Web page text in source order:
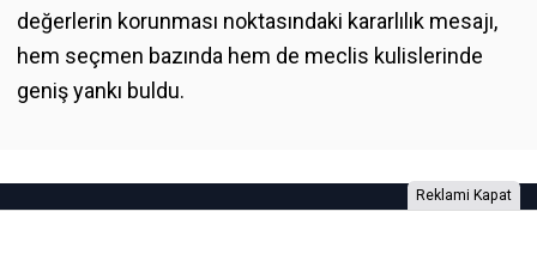
değerlerin korunması noktasındaki kararlılık mesajı,
hem seçmen bazında hem de meclis kulislerinde
geniş yankı buldu.
Reklami Kapat